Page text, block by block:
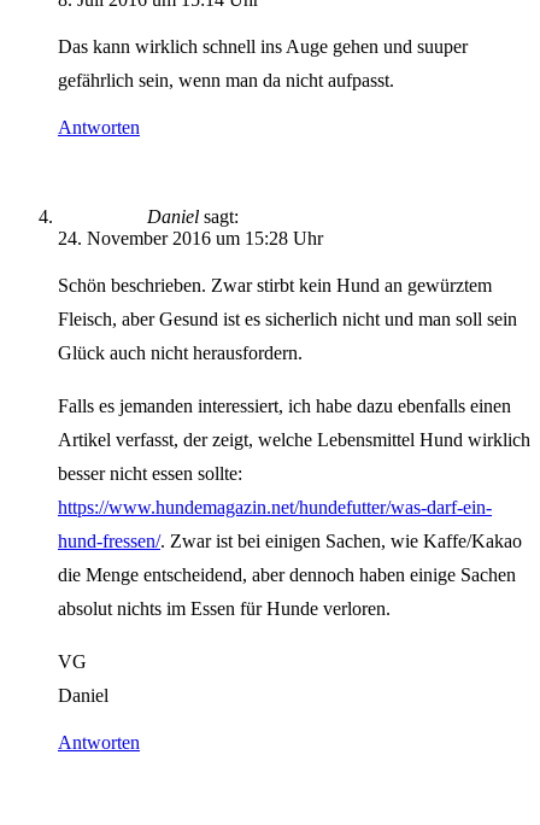
Das kann wirklich schnell ins Auge gehen und suuper
gefährlich sein, wenn man da nicht aufpasst.
Antworten
Daniel sagt:
24. November 2016 um 15:28 Uhr
Schön beschrieben. Zwar stirbt kein Hund an gewürztem
Fleisch, aber Gesund ist es sicherlich nicht und man soll sein
Glück auch nicht herausfordern.
Falls es jemanden interessiert, ich habe dazu ebenfalls einen
Artikel verfasst, der zeigt, welche Lebensmittel Hund wirklich
besser nicht essen sollte:
https://www.hundemagazin.net/hundefutter/was-darf-ein-
hund-fressen/. Zwar ist bei einigen Sachen, wie Kaffe/Kakao
die Menge entscheidend, aber dennoch haben einige Sachen
absolut nichts im Essen für Hunde verloren.
VG
Daniel
Antworten